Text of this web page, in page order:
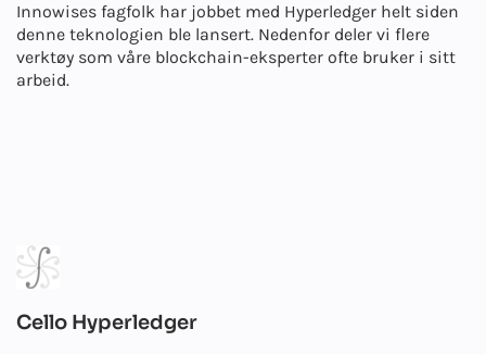
Innowises fagfolk har jobbet med Hyperledger helt siden
denne teknologien ble lansert. Nedenfor deler vi flere
verktøy som våre blockchain-eksperter ofte bruker i sitt
arbeid.
Cello Hyperledger